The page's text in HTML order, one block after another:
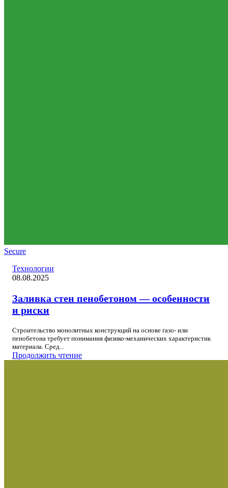
Secure
Технологии
08.08.2025
Заливка стен пенобетоном — особенности
и риски
Строительство монолитных конструкций на основе газо- или
пенобетона требует понимания физико-механических характеристик
материала. Сред...
Продолжить чтение